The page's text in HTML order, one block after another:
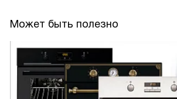
Может быть полезно